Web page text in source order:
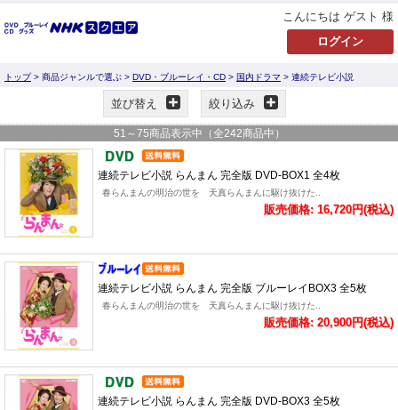
こんにちは ゲスト 様
トップ> 商品ジャンルで選ぶ > DVD・ブルーレイ・CD > 国内ドラマ > 連続テレビ小説
並び替え 絞り込み
51 ～ 75商品表示中（全242商品中）
連続テレビ小説 らんまん 完全版 DVD-BOX1 全4枚
春らんまんの明治の世を 天真らんまんに駆け抜けた..
販売価格: 16,720円(税込)
連続テレビ小説 らんまん 完全版 ブルーレイBOX3 全5枚
春らんまんの明治の世を 天真らんまんに駆け抜けた..
販売価格: 20,900円(税込)
連続テレビ小説 らんまん 完全版 DVD-BOX3 全5枚